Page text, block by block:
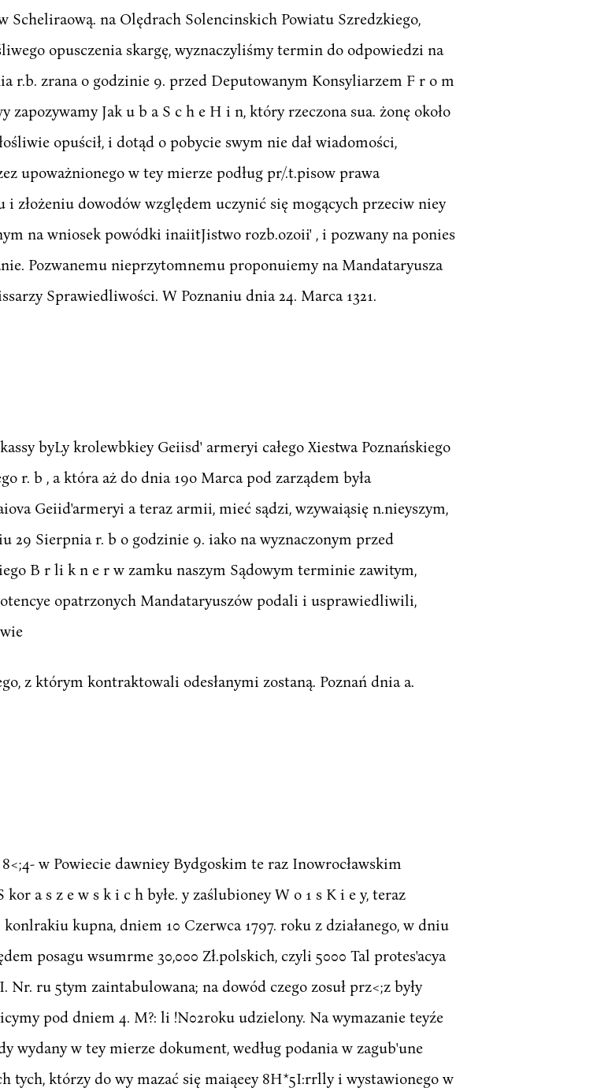
Scheliraową. na Olędrach Solencinskich Powiatu Szredzkiego,
opusczenia skargę, wyznaczyliśmy termin do odpowiedzi na
r.b. zrana o godzinie 9. przed Deputowanym Konsyliarzem F r o m
Jak u b a S c h e H i n, który rzeczona sua. żonę około
opuścił, i dotąd o pobycie swym nie dał wiadomości,
upoważnionego w tey mierze podług pr/.t.pisow prawa
i złożeniu dowodów względem uczynić się mogących przeciw niey
na wniosek powódki inaiitJistwo rozb.ozoii' , i pozwany na ponies
Pozwanemu nieprzytomnemu proponuiemy na Mandataryusza
Sprawiedliwości. W Poznaniu dnia 24. Marca 1321.
byLy krolewbkiey Geiisd' armeryi całego Xiestwa Poznańskiego
r. b , a która aż do dnia 19o Marca pod zarządem była
Geiid'armeryi a teraz armii, mieć sądzi, wzywaiąsię n.nieyszym,
29 Sierpnia r. b o godzinie 9. iako na wyznaczonym przed
B r li k n e r w zamku naszym Sądowym terminie zawitym,
opatrzonych Mandataryuszów podali i usprawiedliwili,
z którym kontraktowali odesłanymi zostaną. Poznań dnia a.
w Powiecie dawniey Bydgoskim te raz Inowrocławskim
a s z e w s k i c h byłe. y zaślubioney W o 1 s K i e y, teraz
kupna, dniem 10 Czerwca 1797. roku z działanego, w dniu
posagu wsumrme 30,000 Zł.polskich, czyli 5000 Tal protes'acya
ru 5tym zaintabulowana; na dowód czego zosuł prz<;z były
pod dniem 4. M?: li !N02roku udzielony. Na wymazanie teyźe
wydany w tey mierze dokument, według podania w zagub'une
tych, którzy do wy mazać się maiąeey 8H*5I:rrlly i wystawionego w